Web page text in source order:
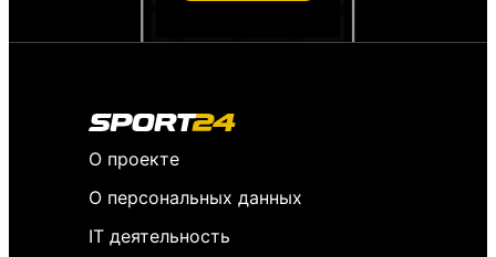
О проекте
О персональных данных
IT деятельность